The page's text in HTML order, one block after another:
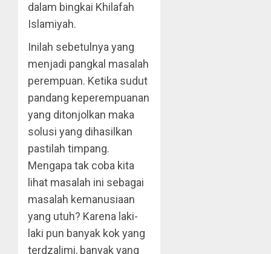
dalam bingkai Khilafah
Islamiyah.
Inilah sebetulnya yang
menjadi pangkal masalah
perempuan. Ketika sudut
pandang keperempuanan
yang ditonjolkan maka
solusi yang dihasilkan
pastilah timpang.
Mengapa tak coba kita
lihat masalah ini sebagai
masalah kemanusiaan
yang utuh? Karena laki-
laki pun banyak kok yang
terdzalimi, banyak yang